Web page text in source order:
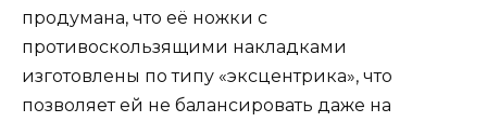
продумана, что её ножки с
противоскользящими накладками
изготовлены по типу «эксцентрика», что
позволяет ей не балансировать даже на